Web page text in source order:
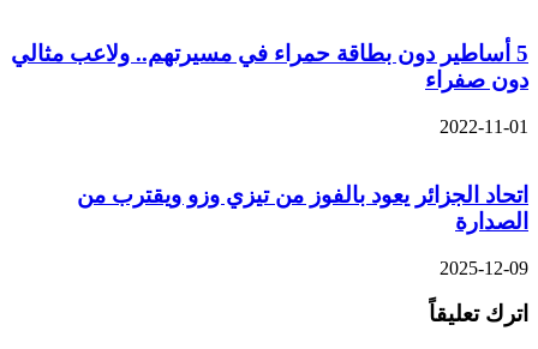
5 أساطير دون بطاقة حمراء في مسيرتهم.. ولاعب مثالي
دون صفراء
2022-11-01
اتحاد الجزائر يعود بالفوز من تيزي وزو ويقترب من
الصدارة
2025-12-09
اترك تعليقاً